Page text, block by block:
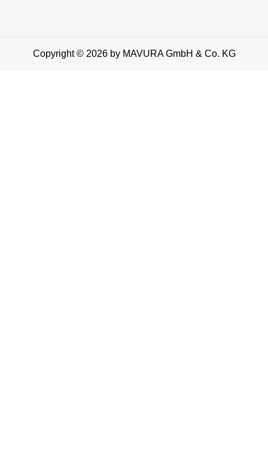
Copyright © 2026 by MAVURA GmbH & Co. KG